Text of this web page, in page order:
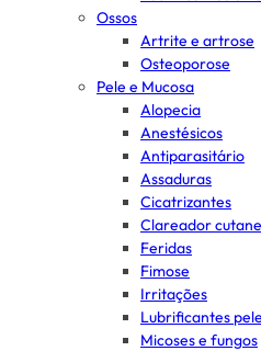
Ossos
Artrite e artrose
Osteoporose
Pele e Mucosa
Alopecia
Anestésicos
Antiparasitário
Assaduras
Cicatrizantes
Clareador
Feridas
Fimose
Irritações
Lubrificantes pele
Micoses e fungos